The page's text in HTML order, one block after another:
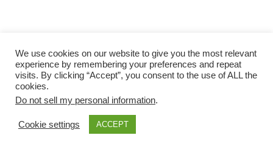
We use cookies on our website to give you the most relevant
experience by remembering your preferences and repeat
visits. By clicking “Accept”, you consent to the use of ALL the
cookies.
Do not sell my personal information.
Cookie settings ACCEPT